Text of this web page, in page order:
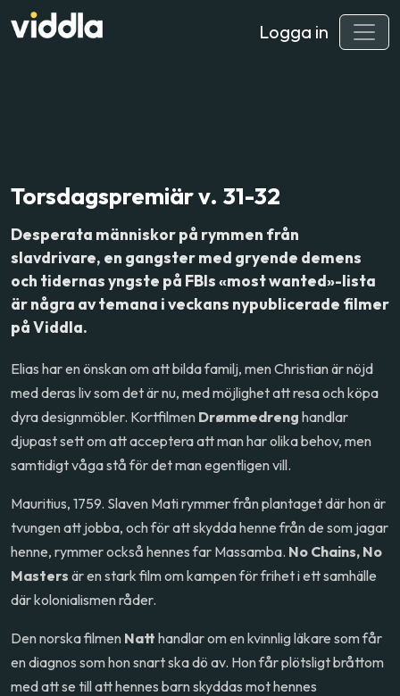
Logga in
Torsdagspremiär v. 31-32
Desperata människor på rymmen från
slavdrivare, en gangster med gryende demens
och tidernas yngste på FBIs «most wanted»-lista
är några av temana i veckans nypublicerade filmer
på Viddla.
Elias har en önskan om att bilda familj, men Christian är nöjd
med deras liv som det är nu, med möjlighet att resa och köpa
dyra designmöbler. Kortfilmen Drømmedreng handlar
djupast sett om att acceptera att man har olika behov, men
samtidigt våga stå för det man egentligen vill.
Mauritius, 1759. Slaven Mati rymmer från plantaget där hon är
tvungen att jobba, och för att skydda henne från de som jagar
henne, rymmer också hennes far Massamba. No Chains, No
Masters är en stark film om kampen för frihet i ett samhälle
där kolonialismen råder.
Den norska filmen Natt handlar om en kvinnlig läkare som får
en diagnos som hon snart ska dö av. Hon får plötsligt bråttom
med att se till att hennes barn skyddas mot hennes